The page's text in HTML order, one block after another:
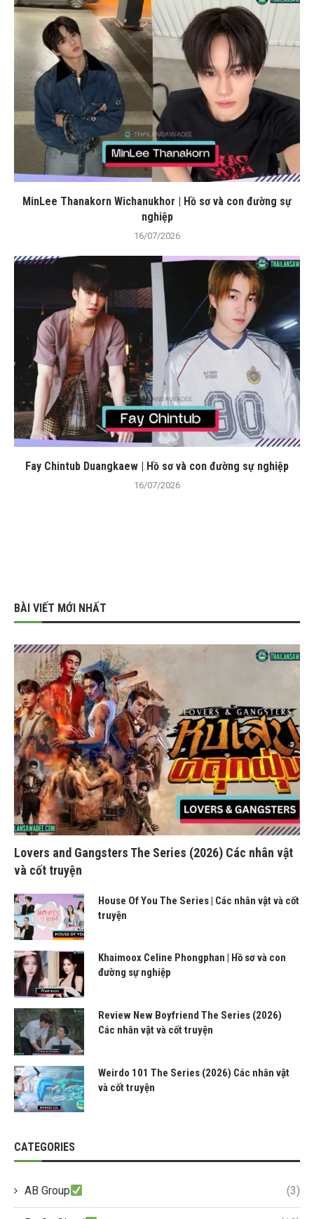
MinLee Thanakorn Wichanukhor | Hồ sơ và con đường sự
nghiệp
16/07/2026
Fay Chintub Duangkaew | Hồ sơ và con đường sự nghiệp
16/07/2026
BÀI VIẾT MỚI NHẤT
Lovers and Gangsters The Series (2026) Các nhân vật
và cốt truyện
House Of You The Series | Các nhân vật và cốt
truyện
Khaimoox Celine Phongphan | Hồ sơ và con
đường sự nghiệp
Review New Boyfriend The Series (2026)
Các nhân vật và cốt truyện
Weirdo 101 The Series (2026) Các nhân vật
và cốt truyện
CATEGORIES
AB Group (3)